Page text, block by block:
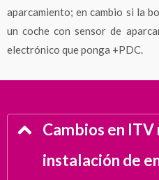
aparcamiento; en cambio si la
un coche con sensor de
electrónico que ponga +PDC.
Cambios en
instalación de